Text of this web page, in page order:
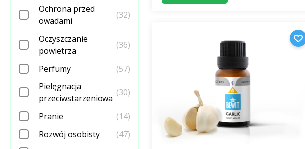
Ochrona przed
owadami
(32)
Oczyszczanie
powietrza
(36)
Perfumy
(57)
Pielęgnacja
przeciwstarzeniowa
(30)
Pranie
(14)
Rozwój osobisty
(47)